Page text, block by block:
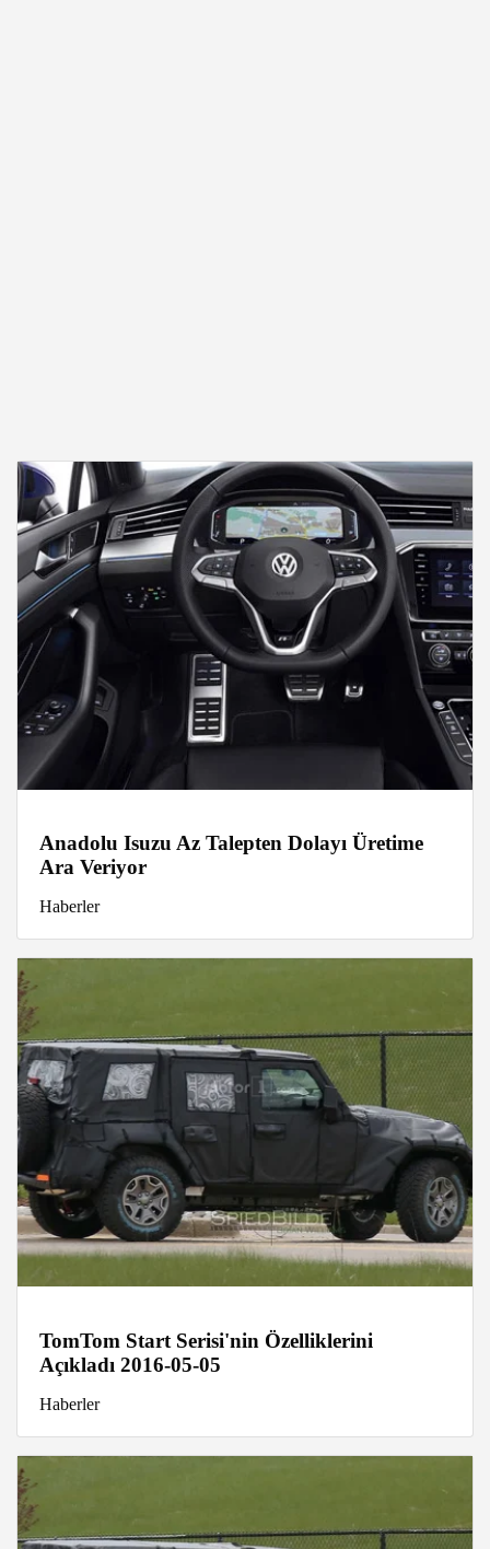
Anadolu Isuzu Az Talepten Dolayı Üretime
Ara Veriyor
Haberler
TomTom Start Serisi'nin Özelliklerini
Açıkladı 2016-05-05
Haberler